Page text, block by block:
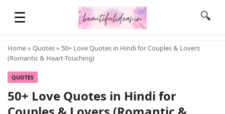
☰
QUOTES
🔍
Home» Quotes» 50+ Love Quotes in Hindi for Couples & Lovers
(Romantic & Heart-Touching)
QUOTES
50+ Love Quotes in Hindi for